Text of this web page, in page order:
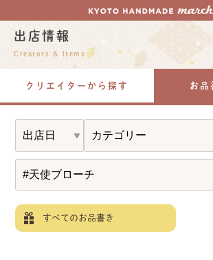
出店情報
Creators & Items
クリエイターから探す お品
すべてのお品書き